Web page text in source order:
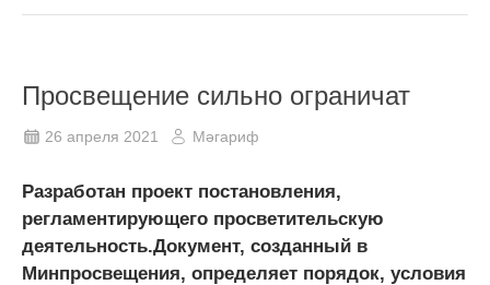
Просвещение сильно ограничат
26 апреля 2021 Мәгариф
Разработан проект постановления,
регламентирующего просветительскую
деятельность.Документ, созданный в
Минпросвещения, определяет порядок, условия